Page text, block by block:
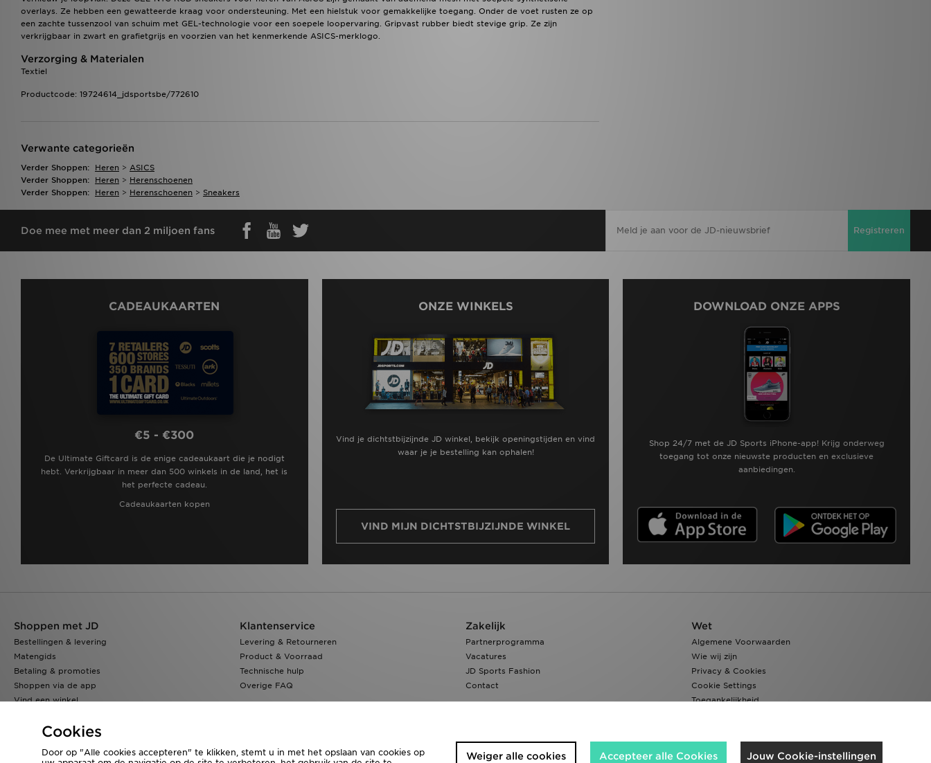
overlays. Ze hebben een gewatteerde kraag voor ondersteuning. Met een hielstuk voor gemakkelijke toegang. Onder de voet rusten ze op
een zachte tussenzool van schuim met GEL-technologie voor een soepele loopervaring. Gripvast rubber biedt stevige grip. Ze zijn
verkrijgbaar in zwart en grafietgrijs en voorzien van het kenmerkende ASICS-merklogo.
Verzorging & Materialen
Textiel
Productcode: 19724614_jdsportsbe/772610
Verwante categorieën
Verder Shoppen: Heren > ASICS
Verder Shoppen:
Heren > Herenschoenen
Verder Shoppen:
Heren > Herenschoenen > Sneakers
Doe mee met meer dan 2 miljoen fans Registreren
CADEAUKAARTEN
€5 - €300
De Ultimate Giftcard is de enige cadeaukaart die je nodigt
hebt. Verkrijgbaar in meer dan 500 winkels in de land, het is
het perfecte cadeau.
Cadeaukaarten kopen
ONZE WINKELS
Vind je dichtstbijzijnde JD winkel, bekijk openingstijden en vind
waar je je bestelling kan ophalen!
VIND MIJN DICHTSTBIJZIJNDE WINKEL
DOWNLOAD ONZE APPS
Shop 24/7 met de JD Sports iPhone-app! Krijg onderweg
toegang tot onze nieuwste producten en exclusieve
aanbiedingen.
Shoppen met JD
Bestellingen & levering
Matengids
Betaling & promoties
Shoppen via de app
Vind een winkel
Klantenservice
Levering & Retourneren
Product & Voorraad
Technische hulp
Overige FAQ
Zakelijk
Partnerprogramma
Vacatures
JD Sports Fashion
Contact
Wet
Algemene Voorwaarden
Wie wij zijn
Privacy & Cookies
Cookie Settings
Toegankelijkheid
Cookies
Door op "Alle cookies accepteren" te klikken, stemt u in met het opslaan van cookies op
Jouw Cookie-instellingen
Accepteer alle Cookies
Weiger alle cookies